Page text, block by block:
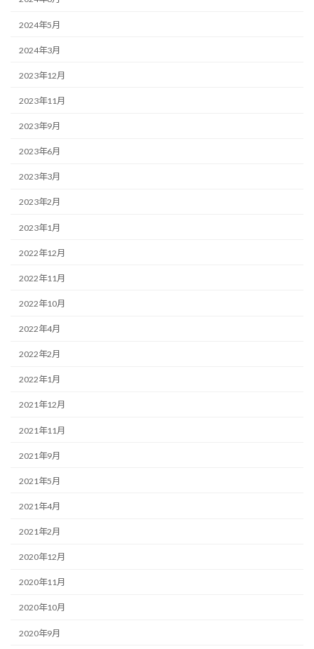
2024年5月
2024年3月
2023年12月
2023年11月
2023年9月
2023年6月
2023年3月
2023年2月
2023年1月
2022年12月
2022年11月
2022年10月
2022年4月
2022年2月
2022年1月
2021年12月
2021年11月
2021年9月
2021年5月
2021年4月
2021年2月
2020年12月
2020年11月
2020年10月
2020年9月